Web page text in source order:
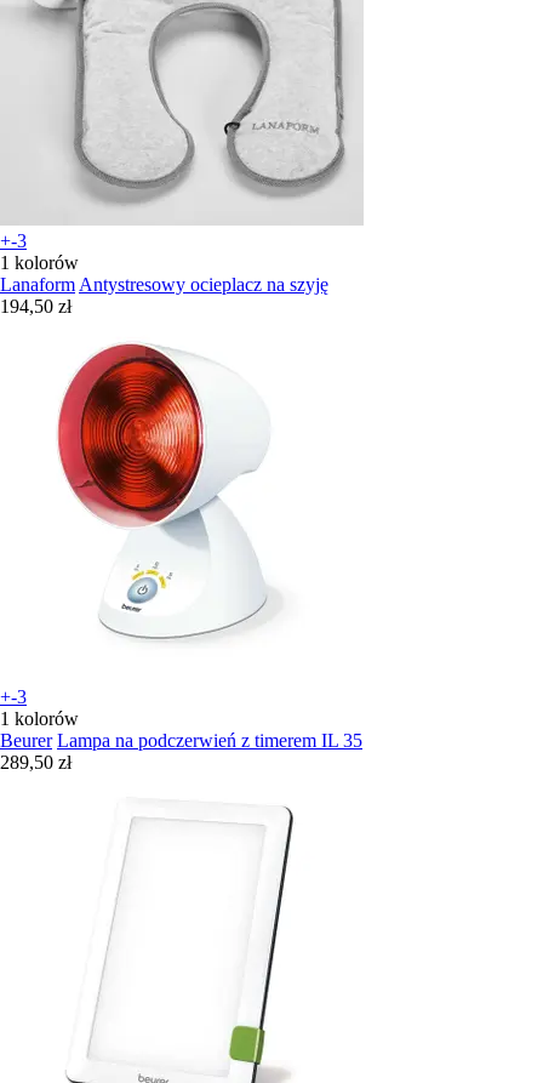
+-3
1 kolorów
Lanaform Antystresowy ocieplacz na szyję
194,50 zł
+-3
1 kolorów
Beurer Lampa na podczerwień z timerem IL 35
289,50 zł